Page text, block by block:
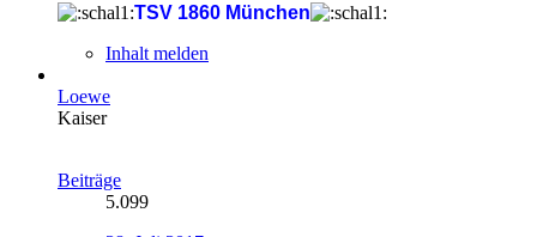
TSV 1860 München
Inhalt melden
Loewe
Kaiser
Beiträge
5.099